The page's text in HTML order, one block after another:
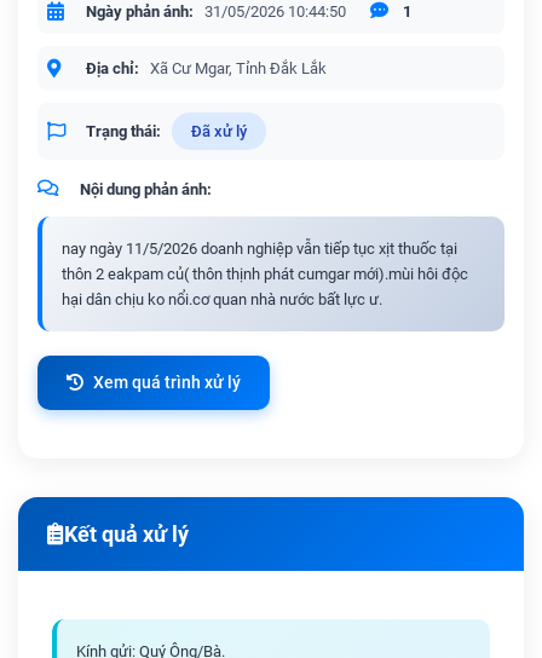
Ngày phản ánh: 31/05/2026 10:44:50 1
Địa chỉ: Xã Cư Mgar, Tỉnh Đắk Lắk
Trạng thái: Đã xử lý
Nội dung phản ánh:
nay ngày 11/5/2026 doanh nghiệp vẫn tiếp tục xịt thuốc tại
thôn 2 eakpam củ( thôn thịnh phát cumgar mới).mùi hôi độc
hại dân chịu ko nổi.cơ quan nhà nước bất lực ư.
Xem quá trình xử lý
Kết quả xử lý
Kính gửi: Quý Ông/Bà.